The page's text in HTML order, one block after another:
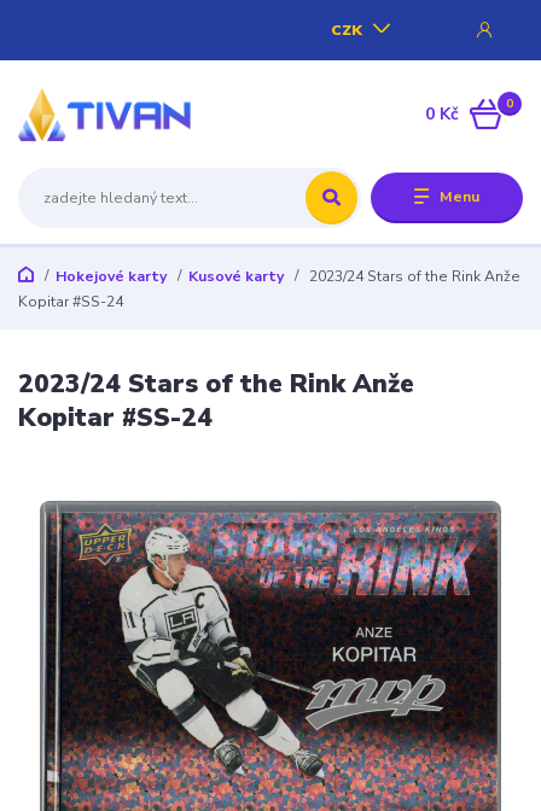
Menu
CZK
0
0 Kč
Hokejové karty Kusové karty
2023/24 Stars of the Rink Anže
Kopitar #SS-24
2023/24 Stars of the Rink Anže
Kopitar #SS-24